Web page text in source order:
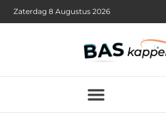
Zaterdag 8 Augustus 2026